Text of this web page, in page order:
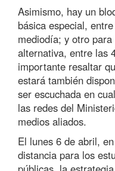
Asimismo, hay un
básica especial,
mediodía; y otro
alternativa, entre las
importante resaltar
estará también
ser escuchada en
las redes del
medios aliados.
El lunes 6 de abril,
distancia para los